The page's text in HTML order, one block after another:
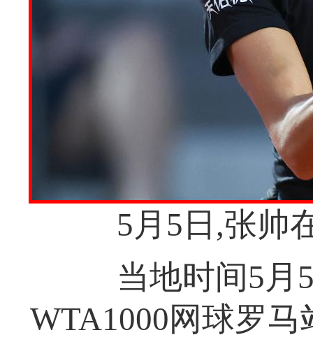
5月5日,张帅
当地时间5月5
WTA1000网球罗